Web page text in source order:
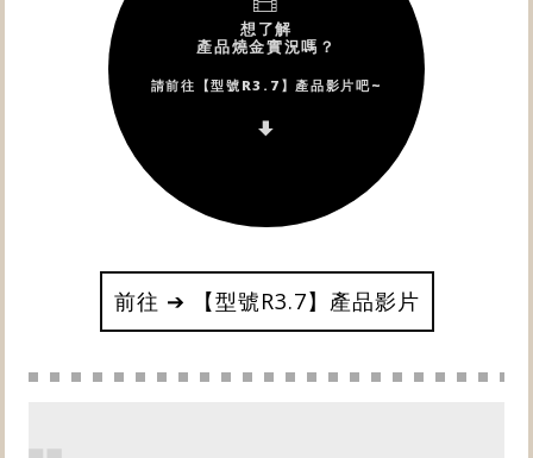
前往 ➔ 【型號R3.7】產品影片